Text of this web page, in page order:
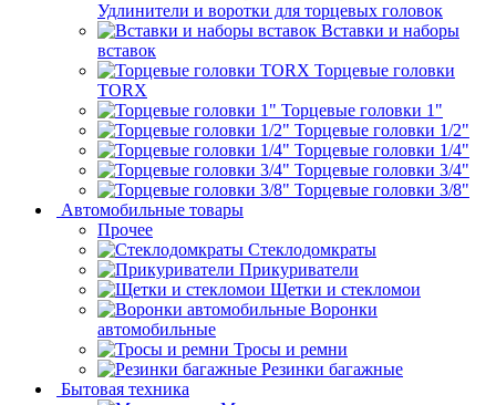
Удлинители и воротки для торцевых головок
Вставки и наборы
вставок
Торцевые головки
TORX
Торцевые головки 1"
Торцевые головки 1/2"
Торцевые головки 1/4"
Торцевые головки 3/4"
Торцевые головки 3/8"
Автомобильные товары
Прочее
Стеклодомкраты
Прикуриватели
Щетки и стекломои
Воронки
автомобильные
Тросы и ремни
Резинки багажные
Бытовая техника